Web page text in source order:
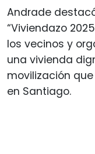
Andrade
“Viviendazo
los vecinos y
una vivienda
movilización
en Santiago.